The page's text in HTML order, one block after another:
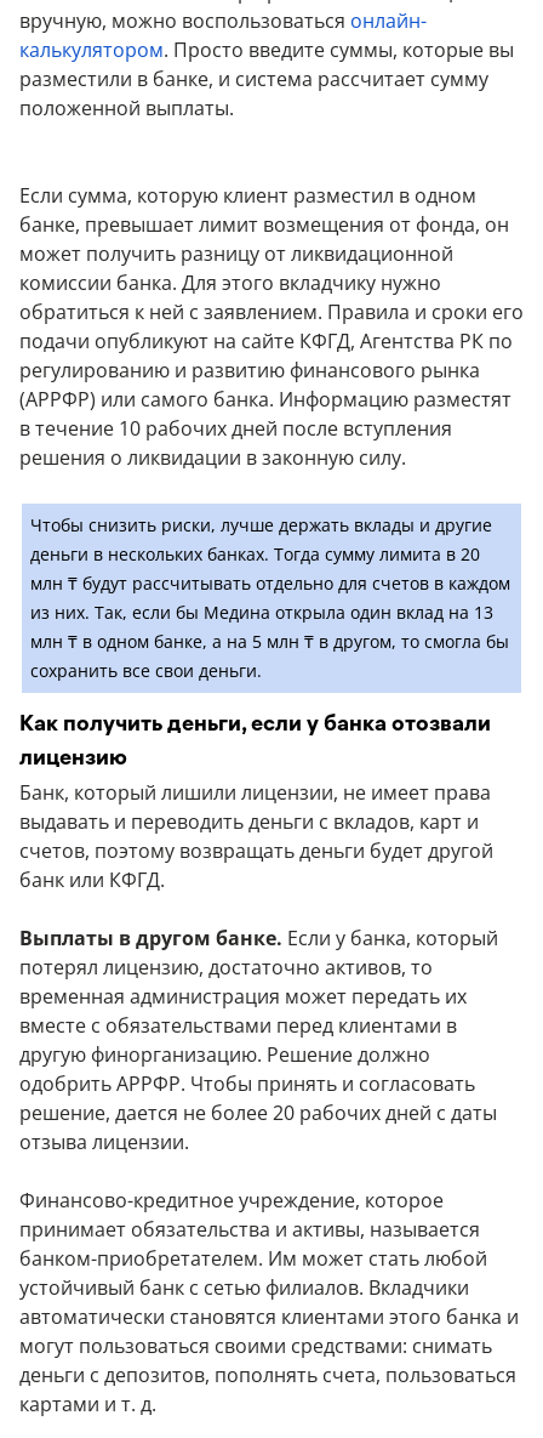
вручную, можно воспользоваться онлайн-
калькулятором. Просто введите суммы, которые вы
разместили в банке, и система рассчитает сумму
положенной выплаты.
Если сумма, которую клиент разместил в одном
банке, превышает лимит возмещения от фонда, он
может получить разницу от ликвидационной
комиссии банка. Для этого вкладчику нужно
обратиться к ней с заявлением. Правила и сроки его
подачи опубликуют на сайте КФГД, Агентства РК по
регулированию и развитию финансового рынка
(АРРФР) или самого банка. Информацию разместят
в течение 10 рабочих дней после вступления
решения о ликвидации в законную силу.
Чтобы снизить риски, лучше держать вклады и другие
деньги в нескольких банках. Тогда сумму лимита в 20
млн ₸ будут рассчитывать отдельно для счетов в каждом
из них. Так, если бы Медина открыла один вклад на 13
млн ₸ в одном банке, а на 5 млн ₸ в другом, то смогла бы
сохранить все свои деньги.
Как получить деньги, если у банка отозвали
лицензию
Банк, который лишили лицензии, не имеет права
выдавать и переводить деньги с вкладов, карт и
счетов, поэтому возвращать деньги будет другой
банк или КФГД.
Выплаты в другом банке. Если у банка, который
потерял лицензию, достаточно активов, то
временная администрация может передать их
вместе с обязательствами перед клиентами в
другую финорганизацию. Решение должно
одобрить АРРФР. Чтобы принять и согласовать
решение, дается не более 20 рабочих дней с даты
отзыва лицензии.
Финансово-кредитное учреждение, которое
принимает обязательства и активы, называется
банком-приобретателем. Им может стать любой
устойчивый банк с сетью филиалов. Вкладчики
автоматически становятся клиентами этого банка и
могут пользоваться своими средствами: снимать
деньги с депозитов, пополнять счета, пользоваться
картами и т. д.